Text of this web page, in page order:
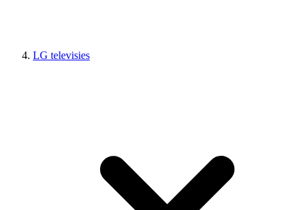
LG televisies